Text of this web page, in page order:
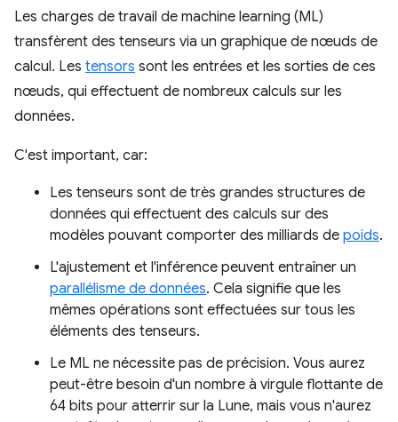
Les charges de travail de machine learning (ML)
transfèrent des tenseurs via un graphique de nœuds de
calcul. Les tensors sont les entrées et les sorties de ces
nœuds, qui effectuent de nombreux calculs sur les
données.
C'est important, car:
Les tenseurs sont de très grandes structures de
données qui effectuent des calculs sur des
modèles pouvant comporter des milliards de poids.
L'ajustement et l'inférence peuvent entraîner un
parallélisme de données. Cela signifie que les
mêmes opérations sont effectuées sur tous les
éléments des tenseurs.
Le ML ne nécessite pas de précision. Vous aurez
peut-être besoin d'un nombre à virgule flottante de
64 bits pour atterrir sur la Lune, mais vous n'aurez